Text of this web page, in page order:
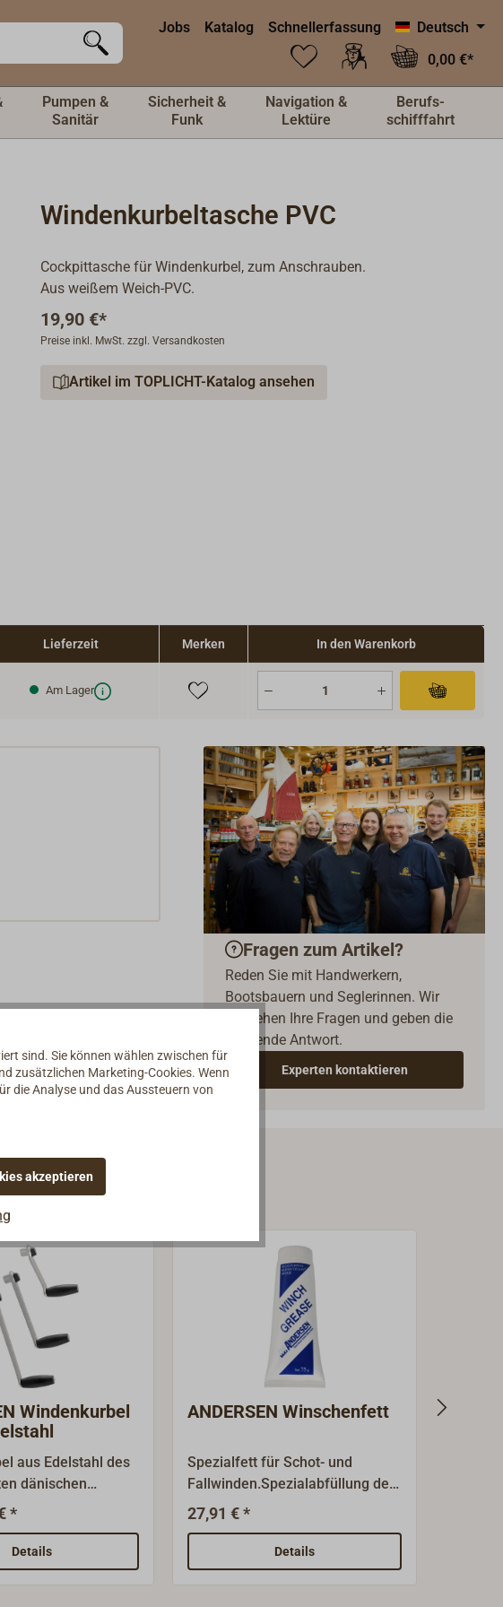
Jobs Katalog Schnellerfassung
Deutsch
0,00 €*
Pumpen &
Sanitär
Sicherheit &
Funk
Navigation &
Lektüre
Berufs-
schifffahrt
Windenkurbeltasche PVC
Cockpittasche für Windenkurbel, zum Anschrauben.
Aus weißem Weich-PVC.
19,90 €*
Preise inkl. MwSt. zzgl. Versandkosten
Artikel im TOPLICHT-Katalog ansehen
Lieferzeit Merken In den Warenkorb
Am Lager
Fragen zum Artikel?
Reden Sie mit Handwerkern,
Bootsbauern und Seglerinnen. Wir
verstehen Ihre Fragen und geben die
passende Antwort.
Experten kontaktieren
Windenkurbel
aus Edelstahl des
dänischen
Edelstahl-
schwarzem
*
Details
ANDERSEN Winschenfett
Spezialfett für Schot- und
Fallwinden.Spezialabfüllung des
Markenherstellers ANDERSEN,
besonders für ANDERSEN-
Winschen empfohlen.Tube à
75g.
27,91 € *
Details
sind. Sie können wählen zwischen für
zusätzlichen Marketing-Cookies. Wenn
die Analyse und das Aussteuern von
akzeptieren